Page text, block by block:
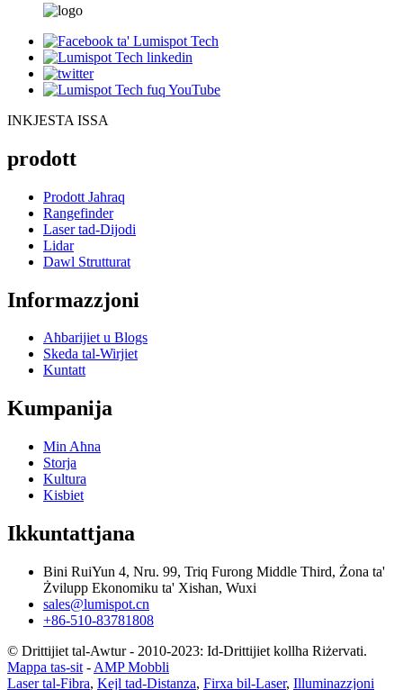
INKJESTA ISSA
prodott
Prodott Jaħraq
Rangefinder
Laser tad-Dijodi
Lidar
Dawl Strutturat
Informazzjoni
Aħbarijiet u Blogs
Skeda tal-Wirjiet
Kuntatt
Kumpanija
Min Aħna
Storja
Kultura
Kisbiet
Ikkuntattjana
Bini RuiYun 4, Nru. 99, Triq Furong Middle Third, Żona ta'
Żvilupp Ekonomiku ta' Xishan, Wuxi
sales@lumispot.cn
+86-510-83781808
© Drittijiet tal-Awtur - 2010-2023: Id-Drittijiet kollha Riżervati.
Mappa tas-sit - AMP Mobbli
Laser tal-Fibra, Kejl tad-Distanza, Firxa bil-Laser, Illuminazzjoni